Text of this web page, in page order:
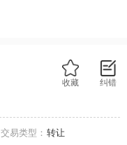
纠错
收藏
交易类型： 转让